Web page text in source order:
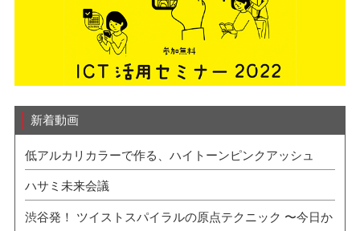
新着動画
低アルカリカラーで作る、ハイトーンピンクアッシュ
ハサミ未来会議
渋谷発！ ツイストスパイラルの原点テクニック 〜今日か